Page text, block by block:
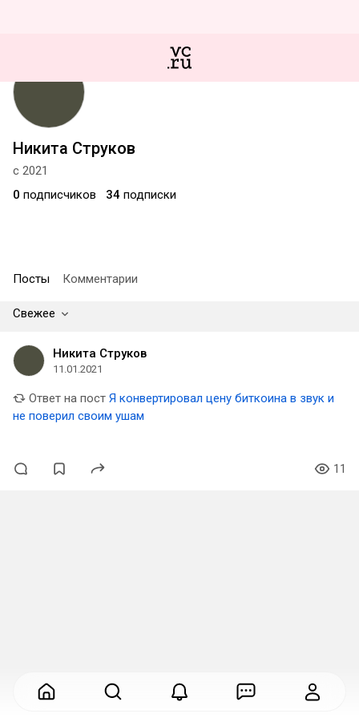
Никита Струков
с 2021
0 подписчиков 34 подписки
Посты Комментарии
Свежее
Никита Струков
11.01.2021
Ответ на пост Я конвертировал цену биткоина в звук и
не поверил своим ушам
11